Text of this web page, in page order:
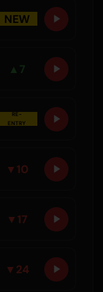
NEW
▲ 7
RE-
ENTRY
▼ 10
▼ 17
▼ 24